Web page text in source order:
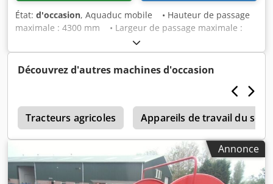
État: d'occasion, Aquaduc mobile • Hauteur de passage
maximale : 4300 mm • Largeur de passage maximale :
7500 mm • Conduite de refoulement : 6'' • Équipé de
pieds de support • Plaque d'immatriculation propre
Codpfx Aex S Ruvjm Ujrf État : Occasion
Découvrez d'autres machines d'occasion
Tracteurs agricoles Appareils de travail du sol
Annonce